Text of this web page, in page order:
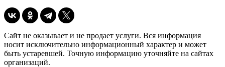
Сайт не оказывает и не продает услуги. Вся информация
носит исключительно информационный характер и может
быть устаревшей. Точную информацию уточняйте на сайтах
организаций.